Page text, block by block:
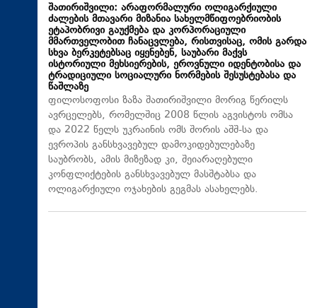
შათირიშვილი: არაფორმალური ოლიგარქიული
ძალების მთავარი მიზანია სახელმწიფოებრიობის
ეტაპობრივი გაუქმება და კორპორაციული
მმართველობით ჩანაცვლება, რისთვისაც, ომის გარდა
სხვა ბერკეტებსაც იყენებენ, საუბარი მაქვს
ისტორიული მეხსიერების, ეროვნული იდენტობისა და
ტრადიციული სოციალური ნორმების შესუსტებასა და
წაშლაზე
ფილოსოფოსი ზაზა შათირიშვილი მორიგ წერილს
ავრცელებს, რომელშიც 2008 წლის აგვისტოს ომსა
და 2022 წელს უკრაინის ომს შორის აშშ-სა და
ევროპის განსხვავებულ დამოკიდებულებაზე
საუბრობს, ამის მიზეზად კი, შეიარაღებული
კონფლიქტების განსხვავებულ მასშტაბსა და
ოლიგარქიული ოჯახების გეგმას ასახელებს.